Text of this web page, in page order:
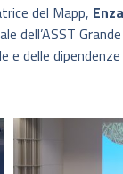
del Mapp,
dell’ASST
delle dipendenze